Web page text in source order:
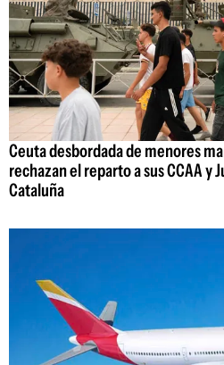
Ceuta desbordada de menores
rechazan el reparto a sus CCAA y
Cataluña